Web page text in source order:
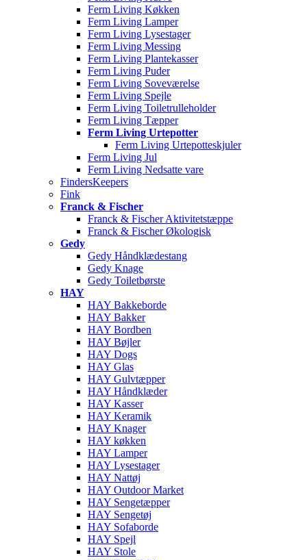
Ferm Living Køkken
Ferm Living Lamper
Ferm Living Lysestager
Ferm Living Messing
Ferm Living Plantekasser
Ferm Living Puder
Ferm Living Soveværelse
Ferm Living Spejle
Ferm Living Toiletrulleholder
Ferm Living Tæpper
Ferm Living Urtepotter
Ferm Living Urtepotteskjuler
Ferm Living Jul
Ferm Living Nedsatte vare
FindersKeepers
Fink
Franck & Fischer
Franck & Fischer Aktivitetstæppe
Franck & Fischer Økologisk
Gedy
Gedy Håndklædestang
Gedy Knage
Gedy Toiletbørste
HAY
HAY Bakkeborde
HAY Bakker
HAY Bordben
HAY Bøjler
HAY Dogs
HAY Glas
HAY Gulvtæpper
HAY Håndklæder
HAY Kasser
HAY Keramik
HAY Knager
HAY køkken
HAY Lamper
HAY Lysestager
HAY Nattøj
HAY Outdoor Market
HAY Sengetæpper
HAY Sengetøj
HAY Sofaborde
HAY Spejl
HAY Stole